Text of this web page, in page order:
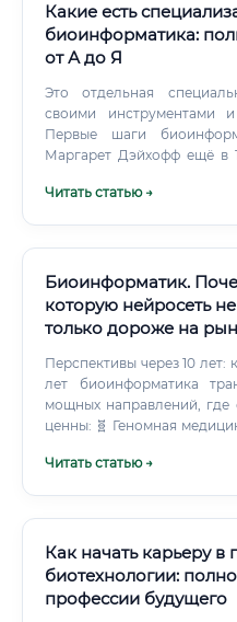
обработки данных Личностные (soft skills): Аналитическое
мышление Внимательность к деталям Терпение и
скрупулёзность Способность работать в команде Навыки
B2+ (обязательно для
работают биологи:
— одна из немногих
знаний поистине
эксперта 💰 Один из
Какие есть
биоинформатика:
от А до Я
Это отдельная
своими инструментами
Первые шаги
Маргарет Дэйхофф ещё в
Читать статью →
Биоинформатик.
которую нейросеть
только дороже на
Перспективы через 10 лет:
лет биоинформатика
мощных направлений, где
ценны: 🧬 Геномная медицина — персональные лекарства
анализ данных мозга
культуры 💊 AI Drug Discovery — ИИ-разработка лекарств
с участием биоинформатиков 🔬
геномика (single-cell) —
Космическая биология
Читать статью →
Как начать карьеру
биотехнологии:
профессии будущего